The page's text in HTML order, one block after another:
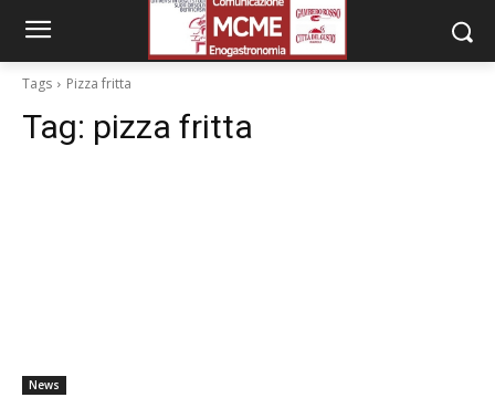
Tags Pizza fritta
Tag: pizza fritta
News